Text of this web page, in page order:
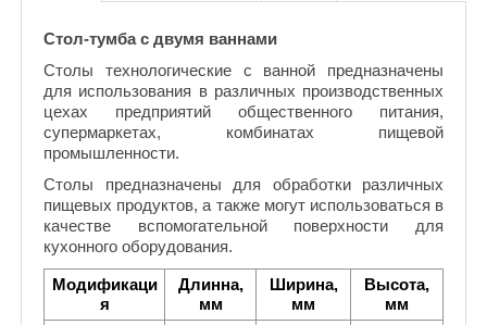
Стол-тумба с двумя ваннами
Столы технологические с ванной предназначены
для использования в различных производственных
цехах предприятий общественного питания,
супермаркетах, комбинатах пищевой
промышленности.
Столы предназначены для обработки различных
пищевых продуктов, а также могут использоваться в
качестве вспомогательной поверхности для
кухонного оборудования.
Модификаци
я
Длинна,
мм
Ширина,
мм
Высота,
мм